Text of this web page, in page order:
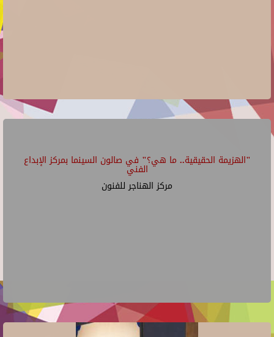
"الهزيمة الحقيقية.. ما هي؟" في صالون السينما بمركز الإبداع
الفني
مركز الهناجر للفنون